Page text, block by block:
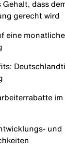
dass
gerecht wird
eine monatliche
und